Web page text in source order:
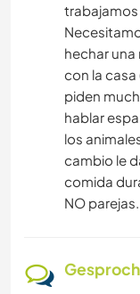
trabajamos
hechar
con la
piden
hablar
los
cambio le
comida
NO parejas.